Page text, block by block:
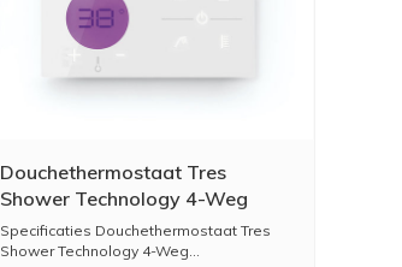
Douchethermostaat Tres
Shower Technology 4-Weg
Inbouw Wit Chrome
Specificaties Douchethermostaat Tres
Shower Technology 4-Weg...